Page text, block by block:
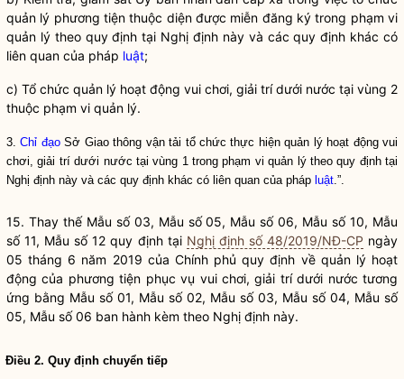
quản lý phương tiện thuộc diện được miễn đăng ký trong phạm vi
quản lý theo quy định tại Nghị định này và các quy định khác có
liên quan của pháp luật;
c) Tổ chức quản lý hoạt động vui chơi, giải trí dưới nước tại vùng 2
thuộc phạm vi quản lý.
3.Chỉ đạoSở Giao thông vận tải tổ chức thực hiện quản lý hoạt động vui
chơi, giải trí dưới nước tại vùng 1 trong phạm vi quản lý theo quy định tại
Nghị định này và các quy định khác có liên quan của pháp luật.”.
15. Thay thế Mẫu số 03, Mẫu số 05, Mẫu số 06, Mẫu số 10, Mẫu
số 11, Mẫu số 12 quy định tại Nghị định số 48/2019/NĐ-CP ngày
05 tháng 6 năm 2019 của Chính phủ quy định về quản lý hoạt
động của phương tiện phục vụ vui chơi, giải trí dưới nước tương
ứng bằng Mẫu số 01, Mẫu số 02, Mẫu số 03, Mẫu số 04, Mẫu số
05, Mẫu số 06 ban hành kèm theo Nghị định này.
Điều 2. Quy định chuyển tiếp